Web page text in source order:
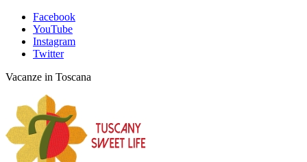
Facebook
YouTube
Instagram
Twitter
Vacanze in Toscana